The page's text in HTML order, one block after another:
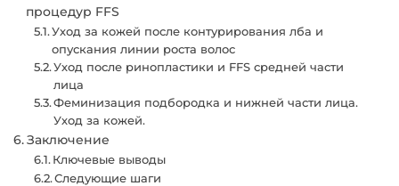
процедур FFS
Уход за кожей после контурирования лба и
опускания линии роста волос
Уход после ринопластики и FFS средней части
лица
Феминизация подбородка и нижней части лица.
Уход за кожей.
Заключение
Ключевые выводы
Следующие шаги